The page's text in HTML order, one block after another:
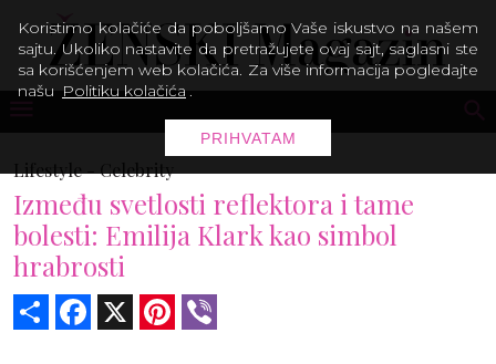
Lifestyle -Celebrity
Između svetlosti reflektora i tame
bolesti: Emilija Klark kao simbol
hrabrosti
Share Facebook Pinterest
Koristimo kolačiće da poboljšamo Vaše iskustvo na našem
sajtu. Ukoliko nastavite da pretražujete ovaj sajt, saglasni ste
sa korišćenjem web kolačića. Za više informacija pogledajte
našu Politiku kolačića .
PRIHVATAM